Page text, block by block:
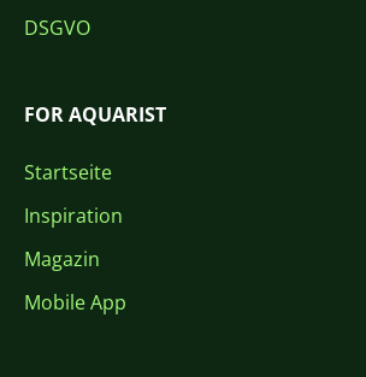
DSGVO
FOR AQUARIST
Startseite
Inspiration
Magazin
Mobile App